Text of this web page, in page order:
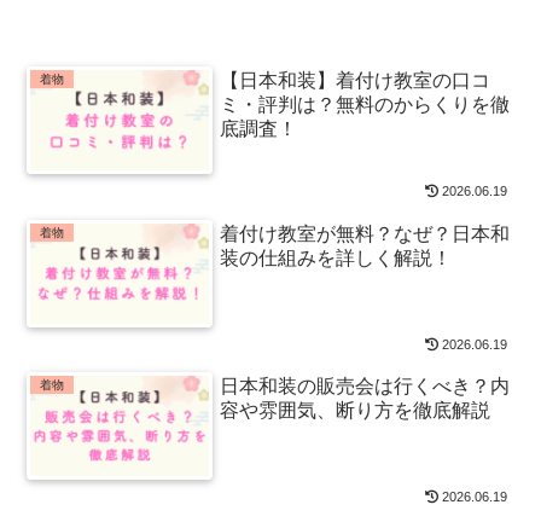
着物
【日本和装】着付け教室の口コ
ミ・評判は？無料のからくりを徹
底調査！
2026.06.19
着物
着付け教室が無料？なぜ？日本和
装の仕組みを詳しく解説！
2026.06.19
着物
日本和装の販売会は行くべき？内
容や雰囲気、断り方を徹底解説
2026.06.19